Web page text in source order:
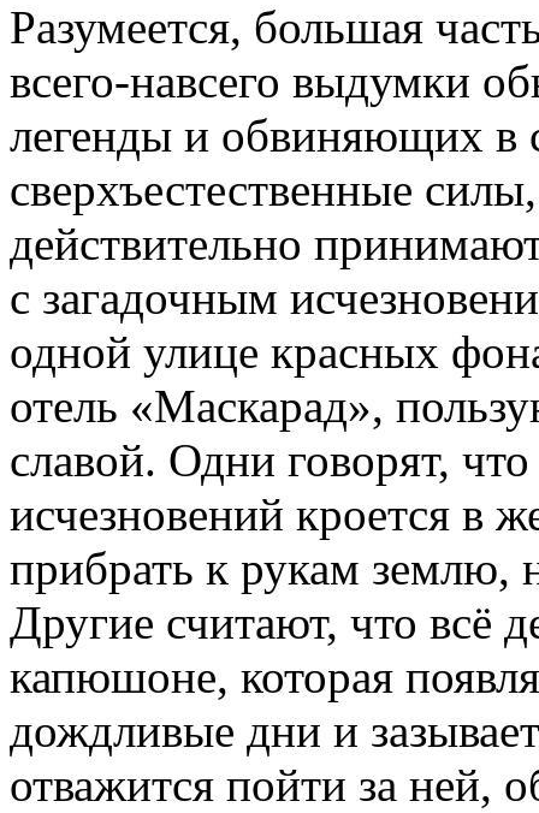
Разумеется, большая
всего-навсего выдумки
легенды и обвиняющих в
сверхъестественные
действительно
с загадочным
одной улице красных
отель «Маскарад»,
славой. Одни говорят,
исчезновений кроется в
прибрать к рукам землю,
Другие считают, что всё
капюшоне, которая
дождливые дни и
отважится пойти за ней,